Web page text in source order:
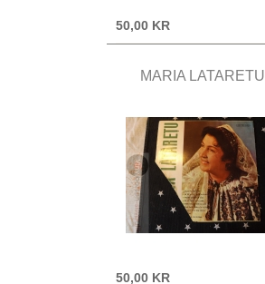
50,00 KR
MARIA LATARETU
50,00 KR